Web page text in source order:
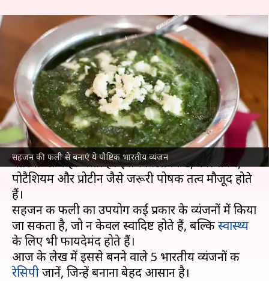
सहजन की फली से बनाएं ये पौष्टिक भारतीय व्यंजन
सहजन की फली का सेवन सेहत के
लिए है राम बाण, इससे बनाएं ये
भारतीय व्यंजन
लेखन सयाली Nov 18, 2024 02:31 pm
क्या है खबर?
सहजन की फली पोषक तत्वों से भरपूर होती है, जिसे
मोरिंगा भी कहा जाता है। इसमें विटामिन C, कैल्शियम,
पोटैशियम और प्रोटीन जैसे जरूरी पोषक तत्व मौजूद होते
हैं।
सहजन की फली का उपयोग कई प्रकार के व्यंजनों में किया
जा सकता है, जो न केवल स्वादिष्ट होते हैं, बल्किस्वास्थ्य
के लिए भी फायदेमंद होते हैं।
आज के लेख में इससे बनने वाले 5 भारतीय व्यंजनों की
रेसिपी